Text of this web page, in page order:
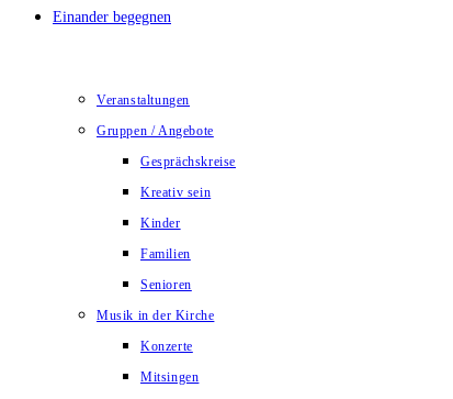
Einander begegnen
Veranstaltungen
Gruppen / Angebote
Gesprächskreise
Kreativ sein
Kinder
Familien
Senioren
Musik in der Kirche
Konzerte
Mitsingen